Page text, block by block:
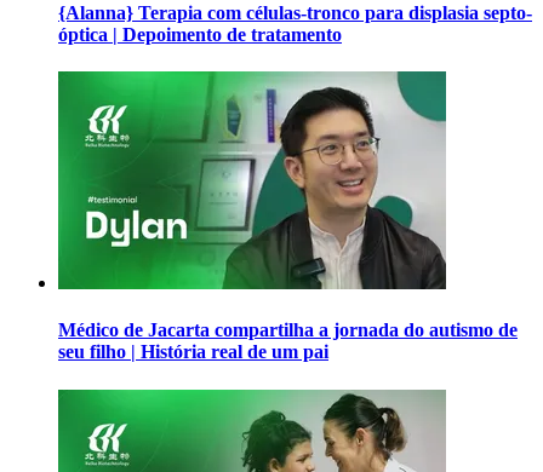
{Alanna} Terapia com células-tronco para displasia septo-
óptica | Depoimento de tratamento
Médico de Jacarta compartilha a jornada do autismo de
seu filho | História real de um pai